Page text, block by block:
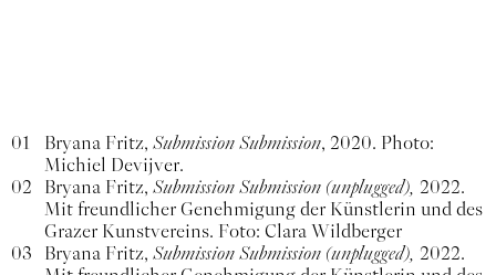
01 Bryana Fritz, Submission Submission, 2020. Photo:
Michiel Devijver.
02
Bryana Fritz, Submission Submission (unplugged), 2022.
Mit freundlicher Genehmigung der Künstlerin und des
Grazer Kunstvereins. Foto: Clara Wildberger
03
Bryana Fritz, Submission Submission (unplugged), 2022.